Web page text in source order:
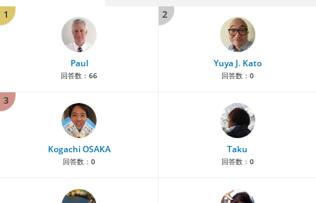
1
Paul
回答数： 66
2
Yuya J. Kato
回答数： 0
3
Kogachi OSAKA
回答数： 0
Taku
回答数： 0